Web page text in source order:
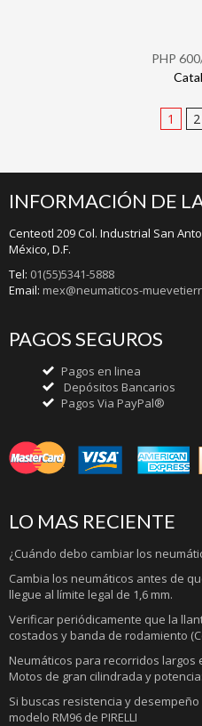
PHP
1 2
INFORMACIÓN DE
Centeotl 209 Col. Industrial San
México, D.F.
Tel: 01(55)5341-5888
Email: mex@neumaticos-
PAGOS SEGUROS
Pagos en linea
Depósitos Bancarios
Pagos Via PayPal®
LO MAS RECIENTE
¿Cuándo debo cambiar los
Cambia los neumáticos antes de
llegue al límite legal de 1,6 mm.
Verificar periódicamente que la
costados y banda de rodamiento
Neumáticos para recorridos
Motos de gran cilindrada y
Si buscas resistencia y
modelo RM96 de PIRELLI